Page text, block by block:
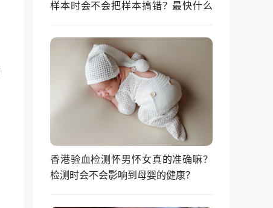
样本时会不会把样本搞错？最快什么
香港验血检测怀男怀女真的准确嘛？
检测时会不会影响到母婴的健康？